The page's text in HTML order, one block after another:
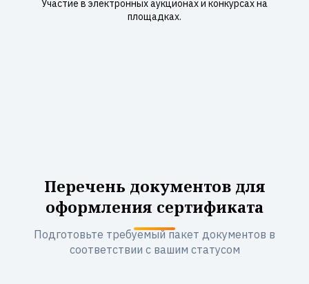
Участие в электронных аукционах и конкурсах на
площадках.
Перечень документов для
оформления сертификата
Подготовьте требуемый пакет документов в
соответствии с вашим статусом